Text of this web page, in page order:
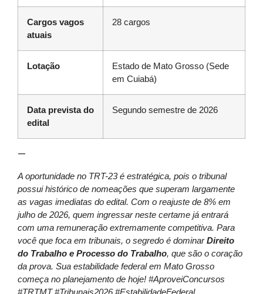
Cargos vagos
atuais
28 cargos
Lotação
Estado de Mato Grosso (Sede
em Cuiabá)
Data prevista do
edital
Segundo semestre de 2026
—
A oportunidade no TRT-23 é estratégica, pois o tribunal
possui histórico de nomeações que superam largamente
as vagas imediatas do edital. Com o reajuste de 8% em
julho de 2026, quem ingressar neste certame já entrará
com uma remuneração extremamente competitiva. Para
você que foca em tribunais, o segredo é dominarDireito
do Trabalho e Processo do Trabalho, que são o coração
da prova. Sua estabilidade federal em Mato Grosso
começa no planejamento de hoje! #AproveiConcursos